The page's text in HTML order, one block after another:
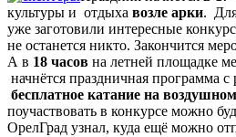
культуры и отдыха возле арки.
уже заготовили интересные
не останется никто. Закончится
А в 18 часов на летней площадке
начнётся праздничная программа
бесплатное катание на
поучаствовать в конкурсе можно
ОрелГрад узнал, куда ещё можно